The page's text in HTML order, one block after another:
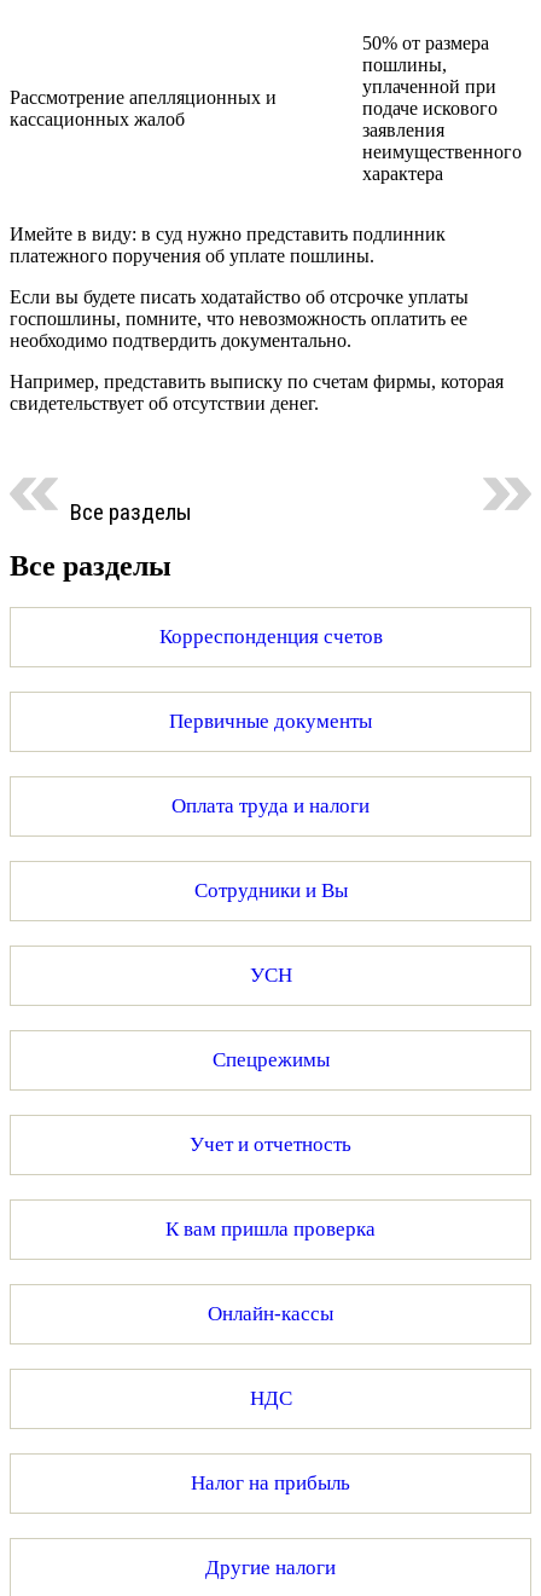
Рассмотрение апелляционных и
кассационных жалоб
50% от размера
пошлины,
уплаченной при
подаче искового
заявления
неимущественного
характера
Имейте в виду: в суд нужно представить подлинник
платежного поручения об уплате пошлины.
Если вы будете писать ходатайство об отсрочке уплаты
госпошлины, помните, что невозможность оплатить ее
необходимо подтвердить документально.
Например, представить выписку по счетам фирмы, которая
свидетельствует об отсутствии денег.
Все разделы
Все разделы
Корреспонденция счетов
Первичные документы
Оплата труда и налоги
Сотрудники и Вы
УСН
Спецрежимы
Учет и отчетность
К вам пришла проверка
Онлайн-кассы
НДС
Налог на прибыль
Другие налоги